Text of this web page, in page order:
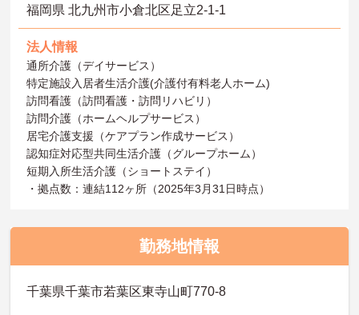
福岡県 北九州市小倉北区足立2-1-1
法人情報
通所介護（デイサービス）
特定施設入居者生活介護(介護付有料老人ホーム)
訪問看護（訪問看護・訪問リハビリ）
訪問介護（ホームヘルプサービス）
居宅介護支援（ケアプラン作成サービス）
認知症対応型共同生活介護（グループホーム）
短期入所生活介護（ショートステイ）
・拠点数：連結112ヶ所（2025年3月31日時点）
勤務地情報
千葉県千葉市若葉区東寺山町770-8